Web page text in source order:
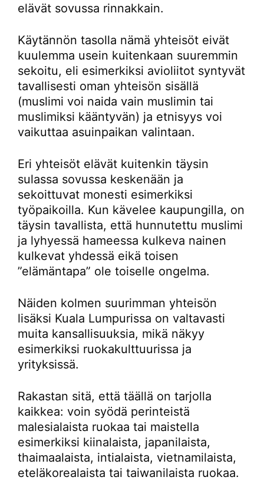
elävät sovussa rinnakkain.
Käytännön tasolla nämä yhteisöt eivät
kuulemma usein kuitenkaan suuremmin
sekoitu, eli esimerkiksi avioliitot syntyvät
tavallisesti oman yhteisön sisällä
(muslimi voi naida vain muslimin tai
muslimiksi kääntyvän) ja etnisyys voi
vaikuttaa asuinpaikan valintaan.
Eri yhteisöt elävät kuitenkin täysin
sulassa sovussa keskenään ja
sekoittuvat monesti esimerkiksi
työpaikoilla. Kun kävelee kaupungilla, on
täysin tavallista, että hunnutettu muslimi
ja lyhyessä hameessa kulkeva nainen
kulkevat yhdessä eikä toisen
”elämäntapa” ole toiselle ongelma.
Näiden kolmen suurimman yhteisön
lisäksi Kuala Lumpurissa on valtavasti
muita kansallisuuksia, mikä näkyy
esimerkiksi ruokakulttuurissa ja
yrityksissä.
Rakastan sitä, että täällä on tarjolla
kaikkea: voin syödä perinteistä
malesialaista ruokaa tai maistella
esimerkiksi kiinalaista, japanilaista,
thaimaalaista, intialaista, vietnamilaista,
eteläkorealaista tai taiwanilaista ruokaa.